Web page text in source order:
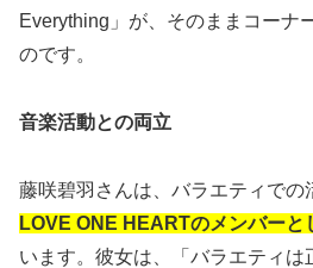
Everything」が、そのままコーナ
のです。
音楽活動との両立
藤咲碧羽さんは、バラエティでの
LOVE ONE HEARTのメンバーと
います。彼女は、「バラエティは